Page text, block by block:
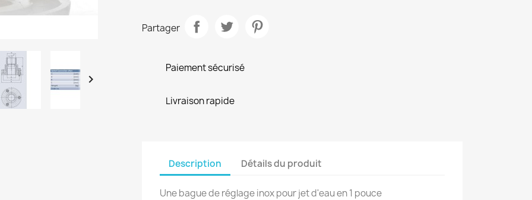

Partager
Paiement sécurisé
Livraison rapide
Description Détails du produit
Une bague de réglage inox pour jet d'eau en 1 pouce